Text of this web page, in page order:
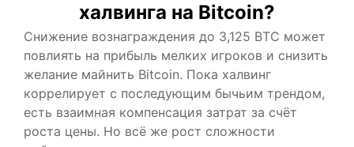
халвинга на Bitcoin?
Снижение вознаграждения до 3,125 BTC может
повлиять на прибыль мелких игроков и снизить
желание майнить Bitcoin. Пока халвинг
коррелирует с последующим бычьим трендом,
есть взаимная компенсация затрат за счёт
роста цены. Но всё же рост сложности